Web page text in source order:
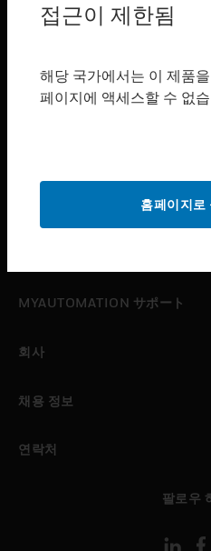
제품
toggle view
서비스
MYAUTOMATION サポート
회사
채용 정보
연락처
팔로우
접근이 제한됨
해당 국가에서는 이 제품
페이지에 액세스할 수 없
홈페이지로